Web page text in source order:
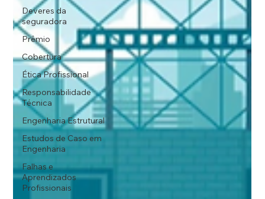
Deveres da
seguradora
Prêmio
Cobertura
Ética Profissional
Responsabilidade
Técnica
Engenharia Estrutural
Estudos de Caso em
Engenharia
Falhas e
Aprendizados
Profissionais